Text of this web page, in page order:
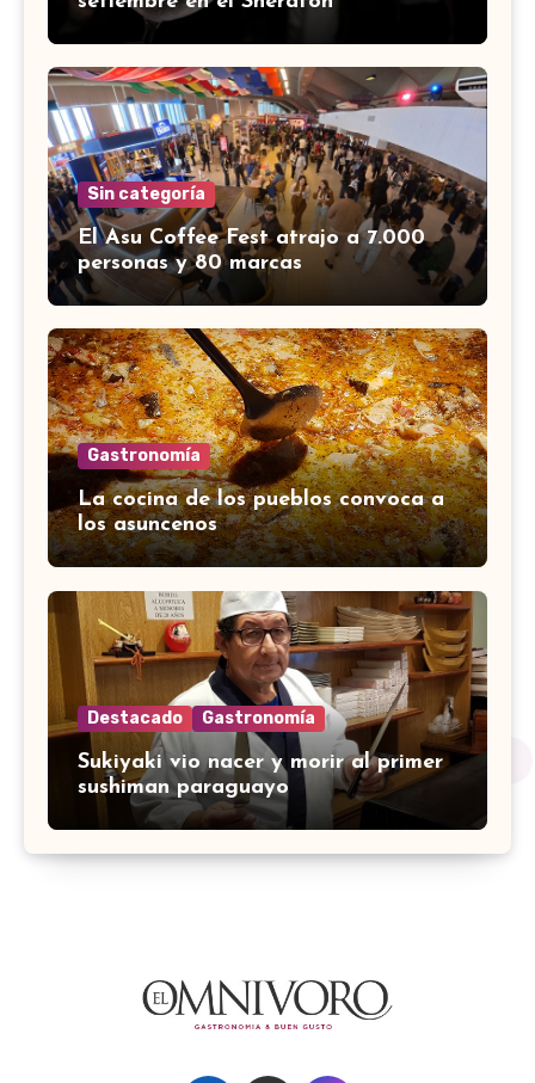
Sin categoría
El Asu Coffee Fest atrajo a 7.000
personas y 80 marcas
Gastronomía
La cocina de los pueblos convoca a
los asuncenos
Destacado Gastronomía
Sukiyaki vio nacer y morir al primer
sushiman paraguayo